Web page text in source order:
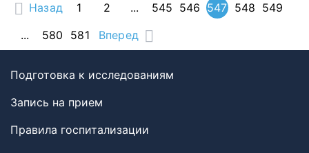
Назад 1 2 ... 545 546 547 548 549
...
580 581 Вперед
Подготовка к исследованиям
Запись на прием
Правила госпитализации